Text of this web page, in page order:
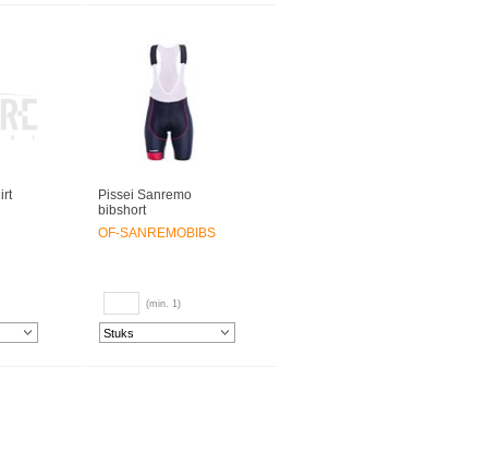
Pissei Sanremo
bibshort
OF-SANREMOBIBS
(min. 1)